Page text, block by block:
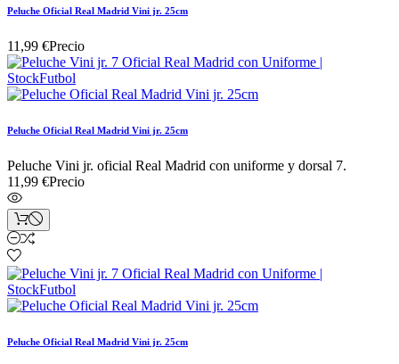
Peluche Oficial Real Madrid Vini jr. 25cm
11,99 €Precio
Peluche Oficial Real Madrid Vini jr. 25cm
Peluche Vini jr. oficial Real Madrid con uniforme y dorsal 7.
11,99 €Precio
Peluche Oficial Real Madrid Vini jr. 25cm